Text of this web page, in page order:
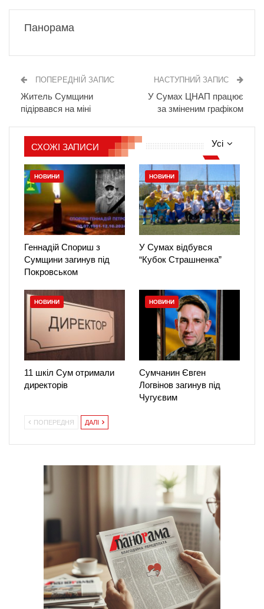
Панорама
ПОПЕРЕДНІЙ ЗАПИС
Житель Сумщини
підірвався на міні
НАСТУПНИЙ ЗАПИС
У Сумах ЦНАП працює
за зміненим графіком
Усі
СХОЖІ ЗАПИСИ
НОВИНИ
Геннадій Спориш з
Сумщини загинув під
Покровськом
НОВИНИ
У Сумах відбувся
“Кубок Страшненка”
НОВИНИ
11 шкіл Сум отримали
директорів
НОВИНИ
Сумчанин Євген
Логвінов загинув під
Чугуєвим
ПОПЕРЕДНЯ ДАЛІ